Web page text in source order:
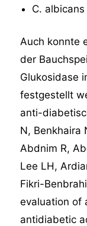
C. albicans
Auch konnte
der
Glukosidase
festgestellt
anti-
N, Benkhaira
Abdnim R,
Lee LH,
Fikri-
evaluation of
antidiabetic